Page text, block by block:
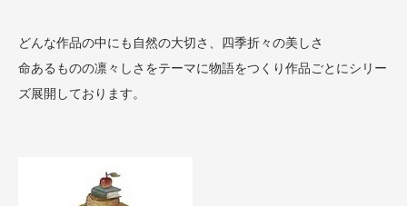
どんな作品の中にも自然の大切さ、四季折々の美しさ
命あるものの凛々しさをテーマに物語をつくり作品ごとにシリー
ズ展開しております。